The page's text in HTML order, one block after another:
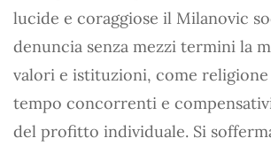
lucide e coraggiose il Milanovic
denuncia senza mezzi termini la
valori e istituzioni, come religione
tempo concorrenti e
del profitto individuale. Si